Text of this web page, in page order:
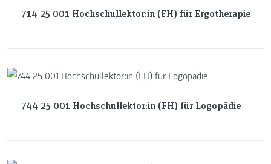
714 25 001 Hochschullektor:in (FH) für Ergotherapie
744 25 001 Hochschullektor:in (FH) für Logopädie